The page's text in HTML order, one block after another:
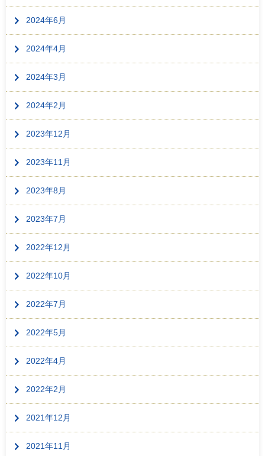
2024年6月
2024年4月
2024年3月
2024年2月
2023年12月
2023年11月
2023年8月
2023年7月
2022年12月
2022年10月
2022年7月
2022年5月
2022年4月
2022年2月
2021年12月
2021年11月